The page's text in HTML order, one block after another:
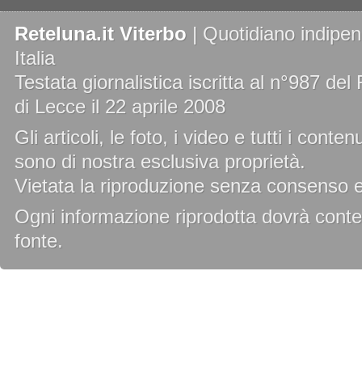
Reteluna.it Viterbo | Quotidiano
Italia
Testata giornalistica iscritta al n°987
di Lecce il 22 aprile 2008
Gli articoli, le foto, i video e tutti i
sono di nostra esclusiva proprietà.
Vietata la riproduzione senza consenso
Ogni informazione riprodotta dovrà
fonte.